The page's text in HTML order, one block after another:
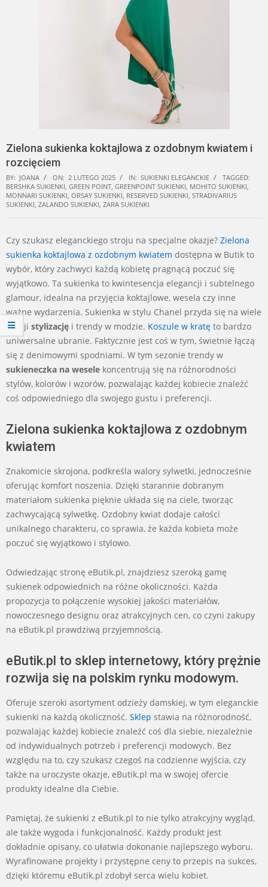
Zielona sukienka koktajlowa z ozdobnym kwiatem i
rozcięciem
BY: JOANA ON: 2 LUTEGO 2025 IN: SUKIENKI ELEGANCKIE
TAGGED:
BERSHKA SUKIENKI GREEN POINT GREENPOINT SUKIENKI MOHITO SUKIENKI
MONNARI SUKIENKI ORSAY SUKIENKI RESERVED SUKIENKI STRADIVARIUS
SUKIENKI ZALANDO SUKIENKI ZARA SUKIENKI
Czy szukasz eleganckiego stroju na specjalne okazje? Zielona
sukienka koktajlowa z ozdobnym kwiatem dostępna w Butik to
wybór, który zachwyci każdą kobietę pragnącą poczuć się
wyjątkowo. Ta sukienka to kwintesencja elegancji i subtelnego
glamour, idealna na przyjęcia koktajlowe, wesela czy inne
ważne wydarzenia. Sukienka w stylu Chanel przyda się na wiele
okazji stylizację i trendy w modzie. Koszule w kratę to bardzo
uniwersalne ubranie. Faktycznie jest coś w tym, świetnie łączą
się z denimowymi spodniami. W tym sezonie trendy w
sukieneczka na wesele koncentrują się na różnorodności
stylów, kolorów i wzorów, pozwalając każdej kobiecie znaleźć
coś odpowiedniego dla swojego gustu i preferencji.
Zielona sukienka koktajlowa z ozdobnym
kwiatem
Znakomicie skrojona, podkreśla walory sylwetki, jednocześnie
oferując komfort noszenia. Dzięki starannie dobranym
materiałom sukienka pięknie układa się na ciele, tworząc
zachwycającą sylwetkę. Ozdobny kwiat dodaje całości
unikalnego charakteru, co sprawia, że każda kobieta może
poczuć się wyjątkowo i stylowo.
Odwiedzając stronę eButik.pl, znajdziesz szeroką gamę
sukienek odpowiednich na różne okoliczności. Każda
propozycja to połączenie wysokiej jakości materiałów,
nowoczesnego designu oraz atrakcyjnych cen, co czyni zakupy
na eButik.pl prawdziwą przyjemnością.
eButik.pl to sklep internetowy, który prężnie
rozwija się na polskim rynku modowym.
Oferuje szeroki asortyment odzieży damskiej, w tym eleganckie
sukienki na każdą okoliczność. Sklep stawia na różnorodność,
pozwalając każdej kobiecie znaleźć coś dla siebie, niezależnie
od indywidualnych potrzeb i preferencji modowych. Bez
względu na to, czy szukasz czegoś na codzienne wyjścia, czy
także na uroczyste okazje, eButik.pl ma w swojej ofercie
produkty idealne dla Ciebie.
Pamiętaj, że sukienki z eButik.pl to nie tylko atrakcyjny wygląd,
ale także wygoda i funkcjonalność. Każdy produkt jest
dokładnie opisany, co ułatwia dokonanie najlepszego wyboru.
Wyrafinowane projekty i przystępne ceny to przepis na sukces,
dzięki któremu eButik.pl zdobył serca wielu kobiet.